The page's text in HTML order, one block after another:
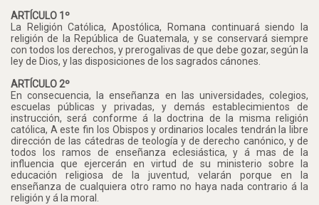
ARTÍCULO 1º
La Religión Católica, Apostólica, Romana continuará siendo la
religión de la República de Guatemala, y se conservará siempre
con todos los derechos, y prerogalivas de que debe gozar, según la
ley de Dios, y las disposiciones de los sagrados cánones.
ARTÍCULO 2º
En consecuencia, la enseñanza en las universidades, colegios,
escuelas públicas y privadas, y demás establecimientos de
instrucción, será conforme á la doctrina de la misma religión
católica, A este fin los Obispos y ordinarios locales tendrán la libre
dirección de las cátedras de teología y de derecho canónico, y de
todos los ramos de enseñanza eclesiástica, y á mas de la
influencia que ejercerán en virtud de su ministerio sobre la
educación religiosa de la juventud, velarán porque en la
enseñanza de cualquiera otro ramo no haya nada contrario á la
religión y á la moral.